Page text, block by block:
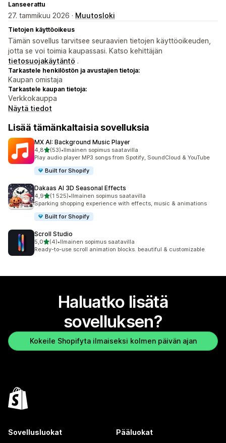
Lanseerattu
27. tammikuu 2026 · Muutosloki
Tietojen käyttöoikeus
Tämän sovellus tarvitsee seuraavien tietojen käyttöoikeuden,
jotta se voi toimia kaupassasi. Katso kehittäjän
tietosuojakäytäntö .
Tarkastele henkilöstön ja avustajien tietoja:
Kaupan omistaja
Tarkastele kaupan tietoja:
Verkkokauppa
Näytä tiedot
Lisää tämänkaltaisia sovelluksia
MX AI: Background Music Player
4,8/ 5 tähteä
(53)
53 arvostelua yhteensä
•Ilmainen sopimus saatavilla
Play audio player MP3 songs from Spotify, SoundCloud & YouTube
Built for Shopify
Dakaas AI 3D Seasonal Effects
4,9/ 5 tähteä
(1 525)
1525 arvostelua yhteensä
•Ilmainen sopimus saatavilla
Sparking shopping experience with effects, music & animations
Built for Shopify
Scroll Studio
5,0/ 5 tähteä
(4)
4 arvostelua yhteensä
•Ilmainen sopimus saatavilla
Ready-to-use scroll animation blocks. beautiful & customizable
Haluatko lisätä
sovelluksen?
Kokeile Shopifyta ilmaiseksi kolmen päivän ajan
Sovellusluokat Pääluokat